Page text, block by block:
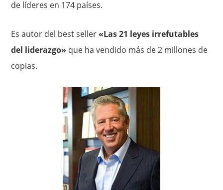
de líderes en 174 países.
Es autor del best seller«Las 21 leyes irrefutables
del liderazgo» que ha vendido más de 2 millones de
copias.